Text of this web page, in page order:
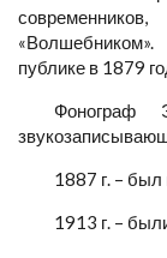
публике в 1879
Фонограф
1887 г. –
1913 г. –